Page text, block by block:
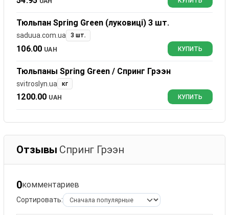
Тюльпан Spring Green (луковиці) 3 шт.
saduua.com.ua 3 шт.
106.00 UAH КУПИТЬ
Тюльпаны Spring Green / Спринг Грээн
svitroslyn.ua кг
1200.00 UAH КУПИТЬ
Отзывы Спринг Грээн
0комментариев
Сортировать: